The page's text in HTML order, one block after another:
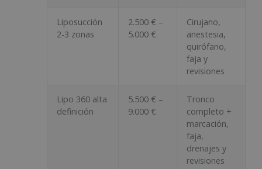
Liposucción
2-3 zonas
2.500 € –
5.000 €
Cirujano,
anestesia,
quirófano,
faja y
revisiones
Lipo 360 alta
definición
5.500 € –
9.000 €
Tronco
completo +
marcación,
faja,
drenajes y
revisiones